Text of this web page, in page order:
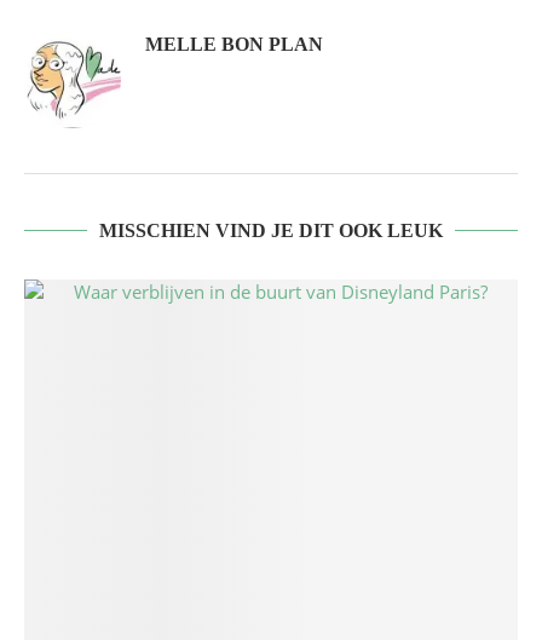
MELLE BON PLAN
MISSCHIEN VIND JE DIT OOK LEUK